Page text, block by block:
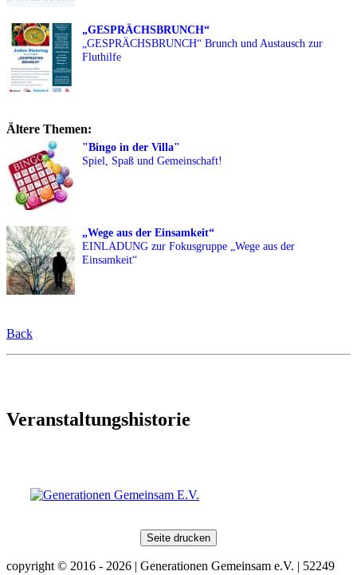
„GESPRÄCHSBRUNCH“
„GESPRÄCHSBRUNCH“ Brunch und Austausch zur
Fluthilfe
Ältere Themen:
"Bingo in der Villa"
Spiel, Spaß und Gemeinschaft!
„Wege aus der Einsamkeit“
EINLADUNG zur Fokusgruppe „Wege aus der
Einsamkeit“
Back
Veranstaltungshistorie
Seite drucken
copyright © 2016 - 2026 | Generationen Gemeinsam e.V. | 52249